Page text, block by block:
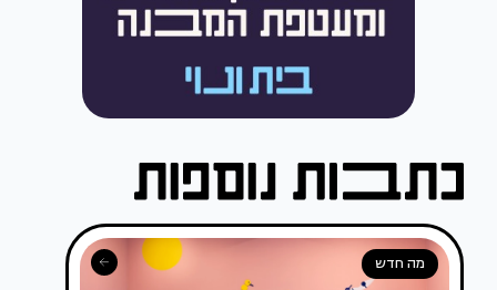
מה חדש